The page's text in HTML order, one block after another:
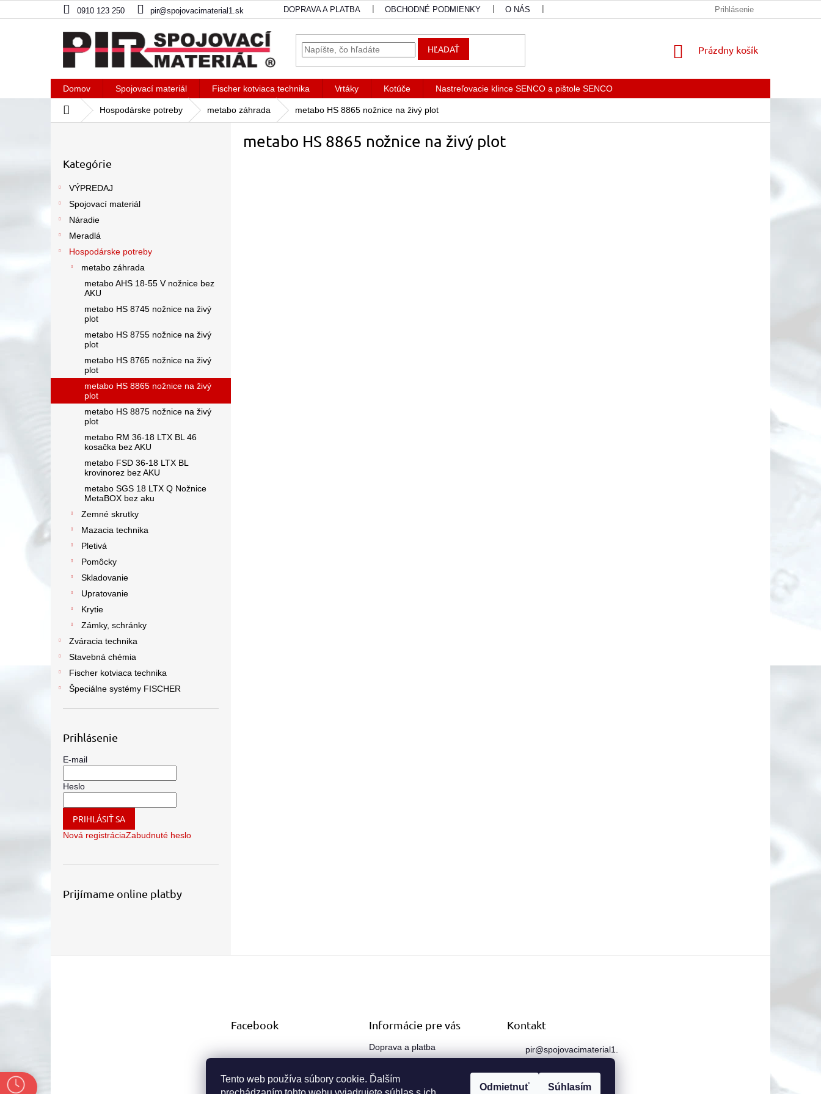
Tento web používa súbory cookie. Ďalším
Odmietnuť Súhlasím
na
0910 123 250 pir@spojovacimaterial1.sk DOPRAVA A PLATBA OBCHODNÉ PODMIENKY O NÁS Prihlásenie
HĽADAŤ
NÁKUPNÝ
Prázdny košík
Domov Spojovací materiál Fischer kotviaca technika Vrtáky Kotúče Nastreľovacie klince SENCO a pištole SENCO
DomovHospodárske potreby metabo záhrada metabo HS 8865 nožnice na živý plot
kategórie
Kategórie
VÝPREDAJ
Spojovací materiál
Náradie
Meradlá
Hospodárske potreby
metabo záhrada
metabo AHS 18-55 V nožnice bez
AKU
metabo HS 8745 nožnice na živý
plot
metabo HS 8755 nožnice na živý
plot
metabo HS 8765 nožnice na živý
plot
metabo HS 8865 nožnice na živý
plot
metabo HS 8875 nožnice na živý
plot
metabo RM 36-18 LTX BL 46
kosačka bez AKU
metabo FSD 36-18 LTX BL
krovinorez bez AKU
metabo SGS 18 LTX Q Nožnice
MetaBOX bez aku
Zemné skrutky
Mazacia technika
Pletivá
Pomôcky
Skladovanie
Upratovanie
Krytie
Zámky, schránky
Zváracia technika
Stavebná chémia
Fischer kotviaca technika
Špeciálne systémy FISCHER
Prihlásenie
E-mail
Heslo
PRIHLÁSIŤ SA
Nová registráciaZabudnuté heslo
Prijímame online platby
metabo HS 8865 nožnice na živý plot
Facebook Informácie pre vás
Doprava a platba
O nás
Kontakt
pir@spojovacimaterial1.
sk